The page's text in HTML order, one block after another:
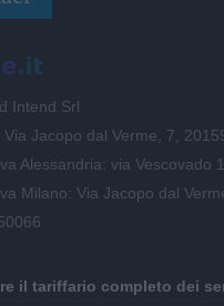
Intend Srl
Jacopo dal Verme, 7,
Alessandria: via Vescovado
Milano: Via Jacopo dal
il tariffario completo dei